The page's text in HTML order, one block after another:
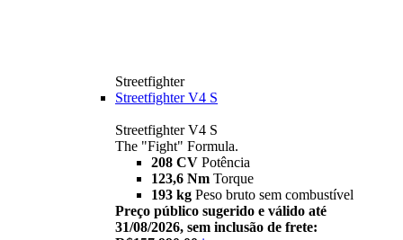
Streetfighter
Streetfighter V4 S
Streetfighter V4 S
The "Fight" Formula.
208 CV Potência
123,6 Nm Torque
193 kg Peso bruto sem combustível
Preço público sugerido e válido até
31/08/2026, sem inclusão de frete: